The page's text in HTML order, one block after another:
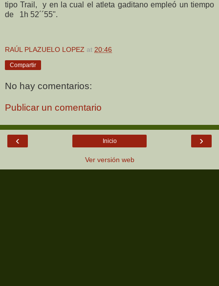
tipo Trail, y en la cual el atleta gaditano empleó un tiempo
de 1h 52´´55".
RAÚL PLAZUELO LOPEZ at 20:46
Compartir
No hay comentarios:
Publicar un comentario
‹ ›
Inicio
Ver versión web